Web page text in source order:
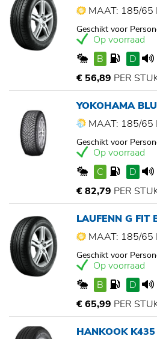
MAAT: 185/65
Geschikt voor
Op voorraad
B
D
€ 56,89 PER
YOKOHAMA
MAAT: 185/65
Geschikt voor
Op voorraad
C
D
€ 82,79 PER
LAUFENN G FIT
MAAT: 185/65
Geschikt voor
Op voorraad
B
D
€ 65,99 PER
HANKOOK K435